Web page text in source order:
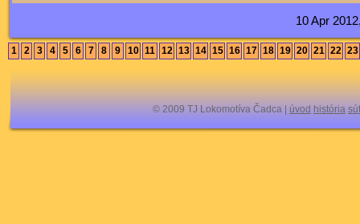
10 Apr
1 2 3 4 5 6 7 8 9 10 11 12 13 14 15 16 17 18 19 20 21 22 23
© 2009 TJ Lokomotíva Čadca | úvod história